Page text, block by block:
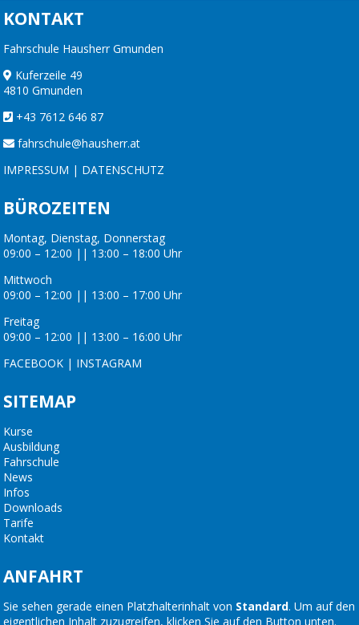
KONTAKT
Fahrschule Hausherr Gmunden
Kuferzeile 49
4810 Gmunden
+43 7612 646 87
fahrschule@hausherr.at
IMPRESSUM | DATENSCHUTZ
BÜROZEITEN
Montag, Dienstag, Donnerstag
09:00 – 12:00 || 13:00 – 18:00 Uhr
Mittwoch
09:00 – 12:00 || 13:00 – 17:00 Uhr
Freitag
09:00 – 12:00 || 13:00 – 16:00 Uhr
FACEBOOK | INSTAGRAM
SITEMAP
Kurse
Ausbildung
Fahrschule
News
Infos
Downloads
Tarife
Kontakt
ANFAHRT
Sie sehen gerade einen Platzhalterinhalt von Standard. Um auf den
eigentlichen Inhalt zuzugreifen, klicken Sie auf den Button unten.